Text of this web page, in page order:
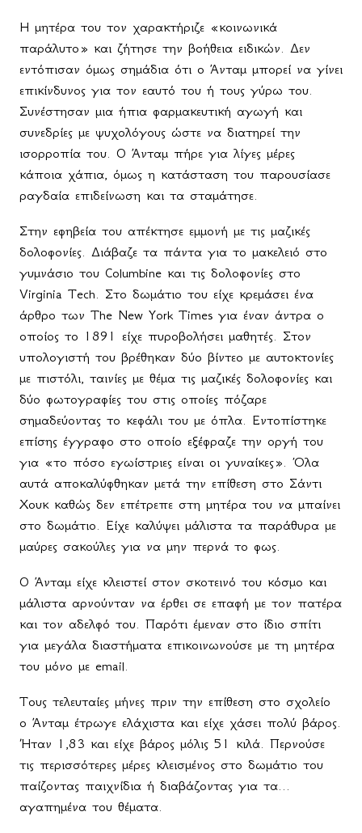
Η μητέρα του τον χαρακτήριζε «κοινωνικά
παράλυτο» και ζήτησε την βοήθεια ειδικών. Δεν
εντόπισαν όμως σημάδια ότι ο Άνταμ μπορεί να γίνει
επικίνδυνος για τον εαυτό του ή τους γύρω του.
Συνέστησαν μια ήπια φαρμακευτική αγωγή και
συνεδρίες με ψυχολόγους ώστε να διατηρεί την
ισορροπία του. Ο Άνταμ πήρε για λίγες μέρες
κάποια χάπια, όμως η κατάσταση του παρουσίασε
ραγδαία επιδείνωση και τα σταμάτησε.
Στην εφηβεία του απέκτησε εμμονή με τις μαζικές
δολοφονίες. Διάβαζε τα πάντα για το μακελειό στο
γυμνάσιο του Columbine και τις δολοφονίες στο
Virginia Tech. Στο δωμάτιο του είχε κρεμάσει ένα
άρθρο των The New York Times για έναν άντρα ο
οποίος το 1891 είχε πυροβολήσει μαθητές. Στον
υπολογιστή του βρέθηκαν δύο βίντεο με αυτοκτονίες
με πιστόλι, ταινίες με θέμα τις μαζικές δολοφονίες και
δύο φωτογραφίες του στις οποίες πόζαρε
σημαδεύοντας το κεφάλι του με όπλα. Εντοπίστηκε
επίσης έγγραφο στο οποίο εξέφραζε την οργή του
για «το πόσο εγωίστριες είναι οι γυναίκες». Όλα
αυτά αποκαλύφθηκαν μετά την επίθεση στο Σάντι
Χουκ καθώς δεν επέτρεπε στη μητέρα του να μπαίνει
στο δωμάτιο. Είχε καλύψει μάλιστα τα παράθυρα με
μαύρες σακούλες για να μην περνά το φως.
Ο Άνταμ είχε κλειστεί στον σκοτεινό του κόσμο και
μάλιστα αρνούνταν να έρθει σε επαφή με τον πατέρα
και τον αδελφό του. Παρότι έμεναν στο ίδιο σπίτι
για μεγάλα διαστήματα επικοινωνούσε με τη μητέρα
του μόνο με email.
Τους τελευταίες μήνες πριν την επίθεση στο σχολείο
ο Άνταμ έτρωγε ελάχιστα και είχε χάσει πολύ βάρος.
Ήταν 1,83 και είχε βάρος μόλις 51 κιλά. Περνούσε
τις περισσότερες μέρες κλεισμένος στο δωμάτιο του
παίζοντας παιχνίδια ή διαβάζοντας για τα...
αγαπημένα του θέματα.